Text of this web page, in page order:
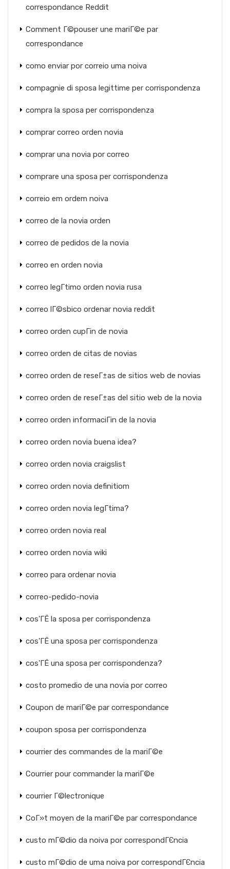
correspondance Reddit
Comment Г©pouser une mariГ©e par
correspondance
como enviar por correio uma noiva
compagnie di sposa legittime per corrispondenza
compra la sposa per corrispondenza
comprar correo orden novia
comprar una novia por correo
comprare una sposa per corrispondenza
correio em ordem noiva
correo de la novia orden
correo de pedidos de la novia
correo en orden novia
correo legГ­timo orden novia rusa
correo lГ©sbico ordenar novia reddit
correo orden cupГіn de novia
correo orden de citas de novias
correo orden de reseГ±as de sitios web de novias
correo orden de reseГ±as del sitio web de la novia
correo orden informaciГіn de la novia
correo orden novia buena idea?
correo orden novia craigslist
correo orden novia definitiom
correo orden novia legГ­tima?
correo orden novia real
correo orden novia wiki
correo para ordenar novia
correo-pedido-novia
cos'ГЁ la sposa per corrispondenza
cos'ГЁ una sposa per corrispondenza
cos'ГЁ una sposa per corrispondenza?
costo promedio de una novia por correo
Coupon de mariГ©e par correspondance
coupon sposa per corrispondenza
courrier des commandes de la mariГ©e
Courrier pour commander la mariГ©e
courrier Г©lectronique
CoГ»t moyen de la mariГ©e par correspondance
custo mГ©dio da noiva por correspondГЄncia
custo mГ©dio de uma noiva por correspondГЄncia